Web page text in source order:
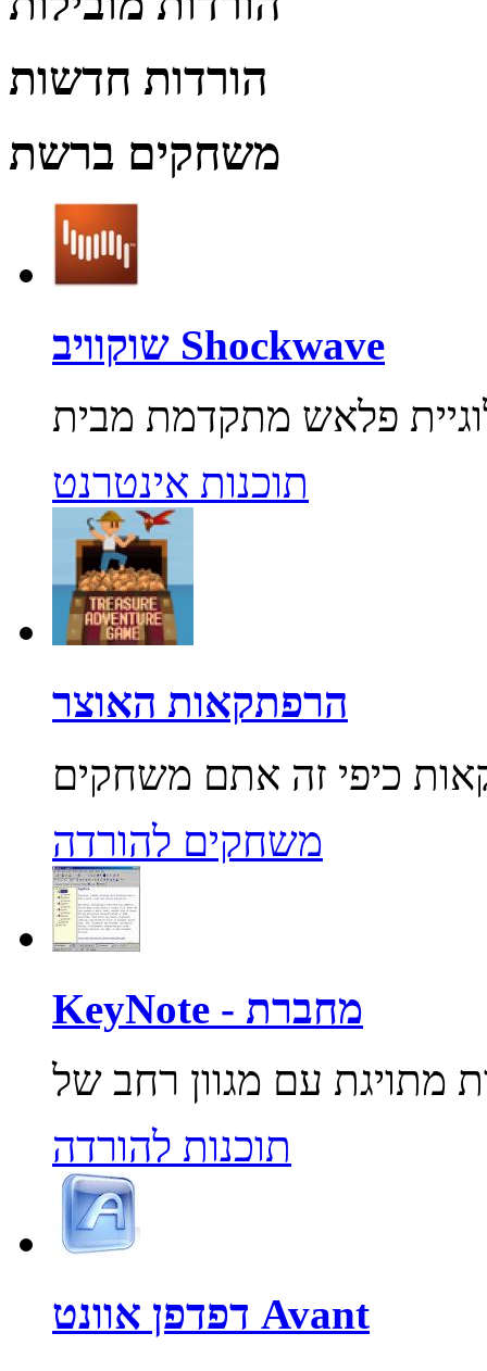
הורדות חדשות
משחקים ברשת
שוקוויב Shockwave
תוכנות אינטרנט
הרפתקאות האוצר
משחקים להורדה
KeyNote - מחברת
תוכנות להורדה
דפדפן אוונט Avant